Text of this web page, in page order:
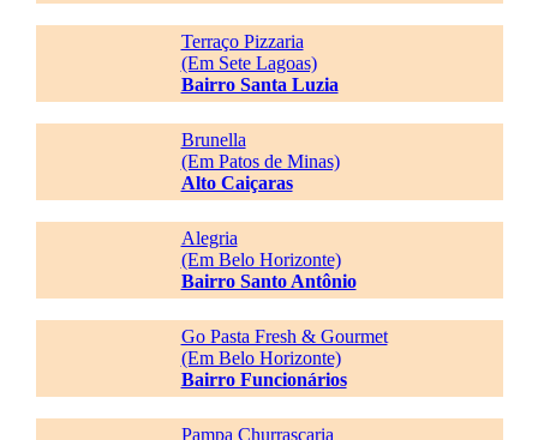
Terraço Pizzaria
(Em Sete Lagoas)
Bairro Santa Luzia
Brunella
(Em Patos de Minas)
Alto Caiçaras
Alegria
(Em Belo Horizonte)
Bairro Santo Antônio
Go Pasta Fresh & Gourmet
(Em Belo Horizonte)
Bairro Funcionários
Pampa Churrascaria